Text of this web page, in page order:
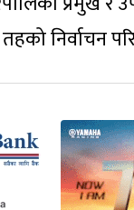
निर्वाचन